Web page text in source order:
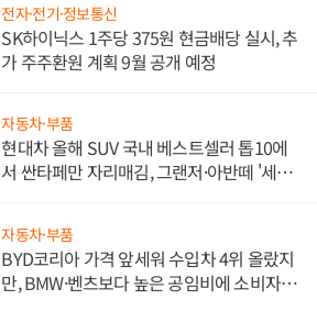
전자·전기·정보통신
SK하이닉스 1주당 375원 현금배당 실시, 추
가 주주환원 계획 9월 공개 예정
자동차·부품
현대차 올해 SUV 국내 베스트셀러 톱10에
서 싼타페만 자리매김, 그랜저·아반떼 '세단
자동차·부품
BYD코리아 가격 앞세워 수입차 4위 올랐지
만, BMW·벤츠보다 높은 공임비에 소비자